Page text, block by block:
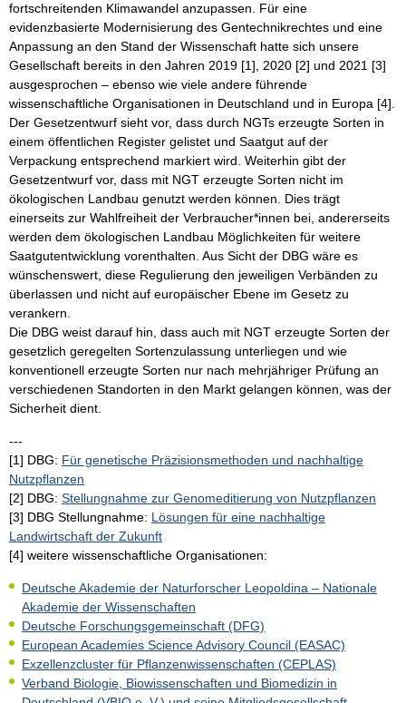
fortschreitenden Klimawandel anzupassen. Für eine
evidenzbasierte Modernisierung des Gentechnikrechtes und eine
Anpassung an den Stand der Wissenschaft hatte sich unsere
Gesellschaft bereits in den Jahren 2019 [1], 2020 [2] und 2021 [3]
ausgesprochen – ebenso wie viele andere führende
wissenschaftliche Organisationen in Deutschland und in Europa [4].
Der Gesetzentwurf sieht vor, dass durch NGTs erzeugte Sorten in
einem öffentlichen Register gelistet und Saatgut auf der
Verpackung entsprechend markiert wird. Weiterhin gibt der
Gesetzentwurf vor, dass mit NGT erzeugte Sorten nicht im
ökologischen Landbau genutzt werden können. Dies trägt
einerseits zur Wahlfreiheit der Verbraucher*innen bei, andererseits
werden dem ökologischen Landbau Möglichkeiten für weitere
Saatgutentwicklung vorenthalten. Aus Sicht der DBG wäre es
wünschenswert, diese Regulierung den jeweiligen Verbänden zu
überlassen und nicht auf europäischer Ebene im Gesetz zu
verankern.
Die DBG weist darauf hin, dass auch mit NGT erzeugte Sorten der
gesetzlich geregelten Sortenzulassung unterliegen und wie
konventionell erzeugte Sorten nur nach mehrjähriger Prüfung an
verschiedenen Standorten in den Markt gelangen können, was der
Sicherheit dient.
---
[1] DBG: Für genetische Präzisionsmethoden und nachhaltige
Nutzpflanzen
[2] DBG: Stellungnahme zur Genomeditierung von Nutzpflanzen
[3] DBG Stellungnahme: Lösungen für eine nachhaltige
Landwirtschaft der Zukunft
[4] weitere wissenschaftliche Organisationen:
Deutsche Akademie der Naturforscher Leopoldina – Nationale
Akademie der Wissenschaften
Deutsche Forschungsgemeinschaft (DFG)
European Academies Science Advisory Council (EASAC)
Exzellenzcluster für Pflanzenwissenschaften (CEPLAS)
Verband Biologie, Biowissenschaften und Biomedizin in